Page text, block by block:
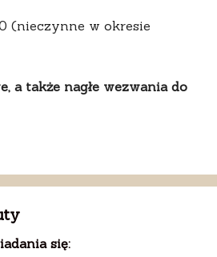
(nieczynne w okresie
a także nagłe wezwania do
się: